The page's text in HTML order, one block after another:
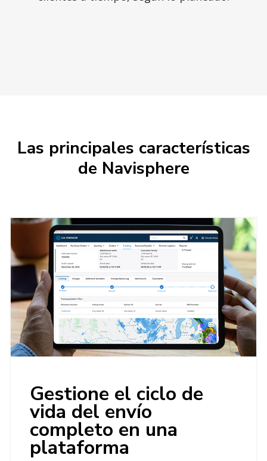
Las principales características
de Navisphere
Gestione el ciclo de
vida del envío
completo en una
plataforma